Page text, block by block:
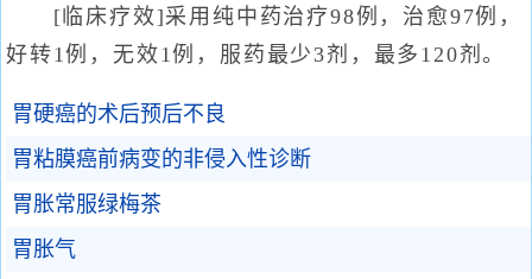
[临床疗效]采用纯中药治疗98例，治愈97例，
好转1例，无效1例，服药最少3剂，最多120剂。
胃硬癌的术后预后不良
胃粘膜癌前病变的非侵入性诊断
胃胀常服绿梅茶
胃胀气